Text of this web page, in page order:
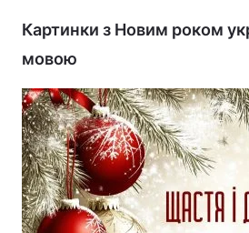
Картинки з Новим роком
мовою